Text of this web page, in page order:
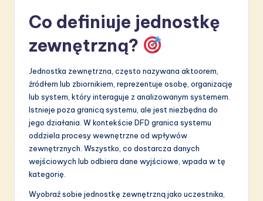
wCo definiuje jednostkę
zewnętrzną?
Jednostka zewnętrzna, często nazywana aktoorem,
źródłem lub zbiornikiem, reprezentuje osobę, organizację
lub system, który interaguje z analizowanym systemem.
Istnieje poza granicą systemu, ale jest niezbędna do
jego działania. W kontekście DFD granica systemu
oddziela procesy wewnętrzne od wpływów
zewnętrznych. Wszystko, co dostarcza danych
wejściowych lub odbiera dane wyjściowe, wpada w tę
kategorię.
Wyobraź sobie jednostkę zewnętrzną jako uczestnika,